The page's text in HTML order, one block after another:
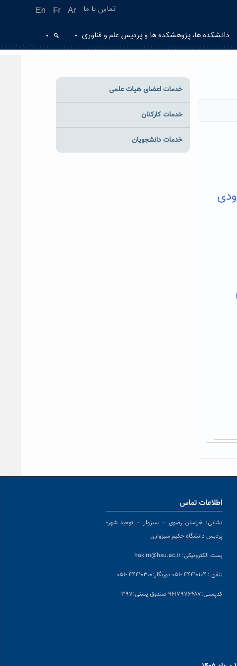
En Fr Ar تماس با ما
دانشکده ها، پژوهشکده ها و پردیس علم و فناوری
خدمات اعضای هیات علمی
خدمات کارکنان
خدمات دانشجویان
اطلاعات تماس
نشانی: خراسان رضوی – سبزوار – توحید شهر-
پردیس دانشگاه حکیم سبزواری
پست الکترونیکی: hakim@hsu.ac.ir
تلفن : ۴۴۴۱۰۱۰۴ -۰۵۱ دورنگار:۴۴۴۱۰۳۰۰ -۰۵۱
کدپستی:۹۶۱۷۹۷۶۴۸۷ صندوق پستی:۳۹۷